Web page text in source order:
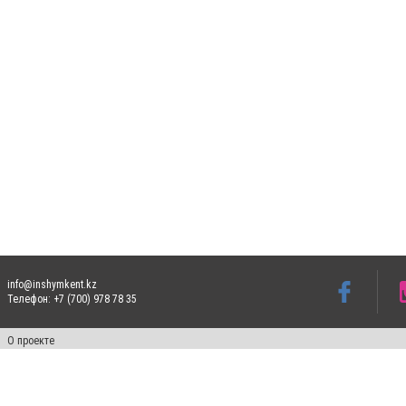
info@inshymkent.kz
Телефон: +7 (700) 978 78 35
О проекте